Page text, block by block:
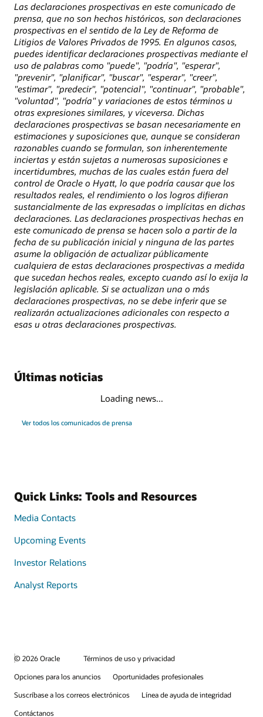
Las declaraciones prospectivas en este comunicado de
prensa, que no son hechos históricos, son declaraciones
prospectivas en el sentido de la Ley de Reforma de
Litigios de Valores Privados de 1995. En algunos casos,
puedes identificar declaraciones prospectivas mediante el
uso de palabras como "puede", "podría", "esperar",
"prevenir", "planificar", "buscar", "esperar", "creer",
"estimar", "predecir", "potencial", "continuar", "probable",
"voluntad", "podría" y variaciones de estos términos u
otras expresiones similares, y viceversa. Dichas
declaraciones prospectivas se basan necesariamente en
estimaciones y suposiciones que, aunque se consideran
razonables cuando se formulan, son inherentemente
inciertas y están sujetas a numerosas suposiciones e
incertidumbres, muchas de las cuales están fuera del
control de Oracle o Hyatt, lo que podría causar que los
resultados reales, el rendimiento o los logros difieran
sustancialmente de las expresadas o implícitas en dichas
declaraciones. Las declaraciones prospectivas hechas en
este comunicado de prensa se hacen solo a partir de la
fecha de su publicación inicial y ninguna de las partes
asume la obligación de actualizar públicamente
cualquiera de estas declaraciones prospectivas a medida
que sucedan hechos reales, excepto cuando así lo exija la
legislación aplicable. Si se actualizan una o más
declaraciones prospectivas, no se debe inferir que se
realizarán actualizaciones adicionales con respecto a
esas u otras declaraciones prospectivas.
Últimas noticias
Loading news...
Ver todos los comunicados de prensa
Quick Links: Tools and Resources
Media Contacts
Upcoming Events
Investor Relations
Analyst Reports
© 2026 Oracle
Términos de uso y privacidad
Opciones para los anuncios
Oportunidades profesionales
Suscríbase a los correos electrónicos
Línea de ayuda de integridad
Contáctanos